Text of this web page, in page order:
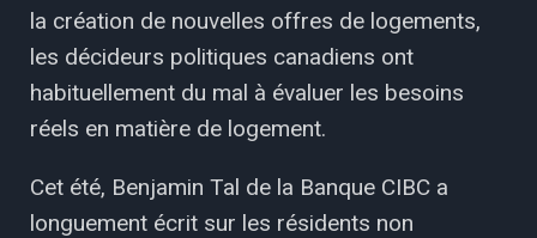
la création de nouvelles offres de logements,
les décideurs politiques canadiens ont
habituellement du mal à évaluer les besoins
réels en matière de logement.
Cet été, Benjamin Tal de la Banque CIBC a
longuement écrit sur les résidents non